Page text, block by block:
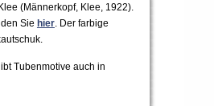
(Männerkopf, Klee, 1922).
Sie hier. Der farbige
Tubenmotive auch in